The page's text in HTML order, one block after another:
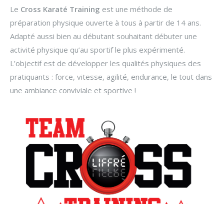
Le Cross Karaté Training est une méthode de
préparation physique ouverte à tous à partir de 14 ans.
Adapté aussi bien au débutant souhaitant débuter une
activité physique qu’au sportif le plus expérimenté.
L’objectif est de développer les qualités physiques des
pratiquants : force, vitesse, agilité, endurance, le tout dans
une ambiance conviviale et sportive !